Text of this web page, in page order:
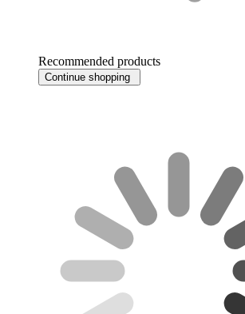
Recommended products
Continue shopping